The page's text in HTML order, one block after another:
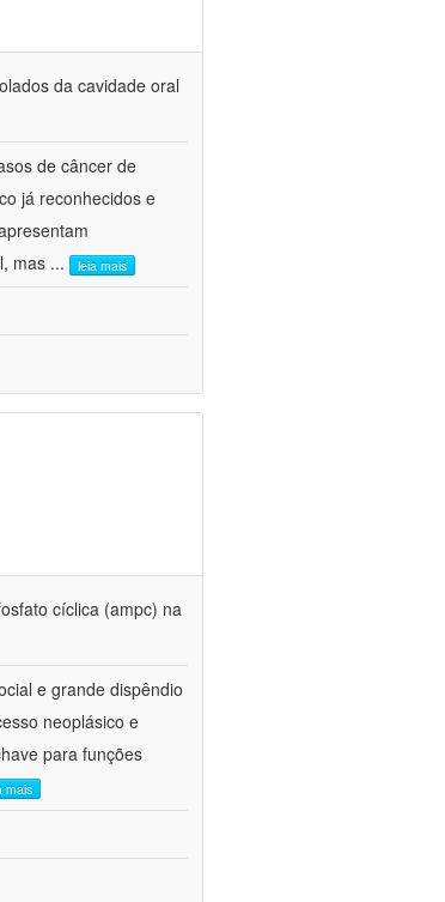
da cavidade oral
de câncer de
já reconhecidos e
mas ... leia mais
cíclica (ampc) na
e grande dispêndio
neoplásico e
para funções
mais